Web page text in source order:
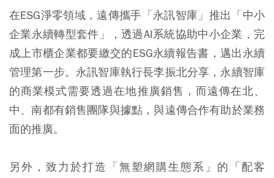
在ESG淨零領域，遠傳攜手「永訊智庫」推出「中小
企業永續轉型套件」，透過AI系統協助中小企業，完
成上市櫃企業都要繳交的ESG永續報告書，邁出永續
管理第一步。永訊智庫執行長李振北分享，永續智庫
的商業模式需要透過在地推廣銷售，而遠傳在北、
中、南都有銷售團隊與據點，與遠傳合作有助於業務
面的推廣。
另外，致力於打造「無塑網購生態系」的「配客